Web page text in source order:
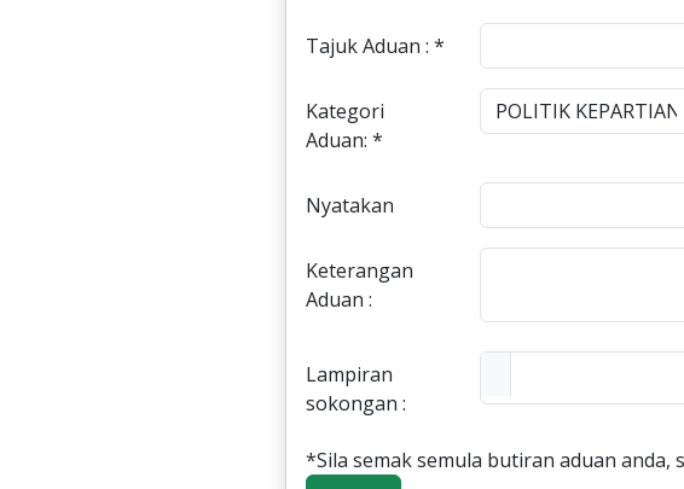
Tajuk Aduan : *
Kategori
Aduan: *
Nyatakan
Keterangan
Aduan :
Lampiran
sokongan :
*Sila semak semula butiran aduan